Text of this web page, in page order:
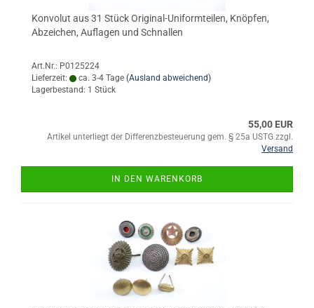
Konvolut aus 31 Stück Original-Uniformteilen, Knöpfen,
Abzeichen, Auflagen und Schnallen
Art.Nr.: P0125224
Lieferzeit:
ca. 3-4 Tage (Ausland abweichend)
Lagerbestand: 1 Stück
55,00 EUR
Artikel unterliegt der Differenzbesteuerung gem. § 25a USTG zzgl.
Versand
IN DEN WARENKORB